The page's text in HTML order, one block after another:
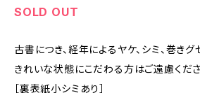
SOLD OUT
古書につき、経年によるヤケ、シミ、巻きグ
きれいな状態にこだわる方はご遠慮くださ
［裏表紙小シミあり］